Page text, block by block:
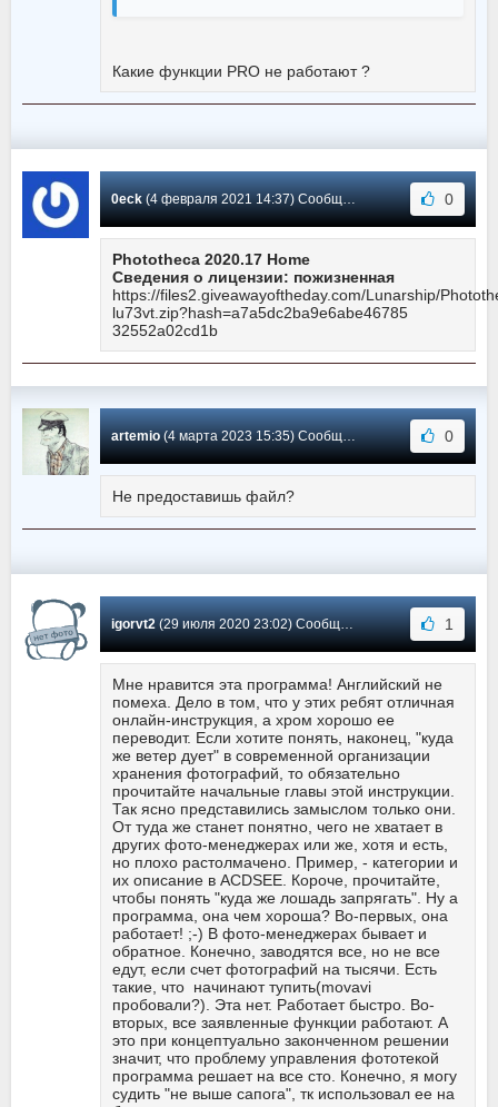
Какие функции PRO не работают ?
0eck(4 февраля 2021 14:37) Сообщение #19 0
Phototheca 2020.17 Home
Сведения о лицензии: пожизненная
https://files2.giveawayoftheday.com/Lunarship/
lu73vt.zip?hash=a7a5dc2ba9e6abe46785
32552a02cd1b
artemio(4 марта 2023 15:35) Сообщение #18 0
Не предоставишь файл?
igorvt2(29 июля 2020 23:02) Сообщение #17 1
Мне нравится эта программа! Английский не
помеха. Дело в том, что у этих ребят отличная
онлайн-инструкция, а хром хорошо ее
переводит. Если хотите понять, наконец, "куда
же ветер дует" в современной организации
хранения фотографий, то обязательно
прочитайте начальные главы этой инструкции.
Так ясно представились замыслом только они.
От туда же станет понятно, чего не хватает в
других фото-менеджерах или же, хотя и есть,
но плохо растолмачено. Пример, - категории и
их описание в ACDSEE. Короче, прочитайте,
чтобы понять "куда же лошадь запрягать". Ну а
программа, она чем хороша? Во-первых, она
работает! ;-) В фото-менеджерах бывает и
обратное. Конечно, заводятся все, но не все
едут, если счет фотографий на тысячи. Есть
такие, что начинают тупить(movavi
пробовали?). Эта нет. Работает быстро. Во-
вторых, все заявленные функции работают. А
это при концептуально законченном решении
значит, что проблему управления фототекой
программа решает на все сто. Конечно, я могу
судить "не выше сапога", тк использовал ее на